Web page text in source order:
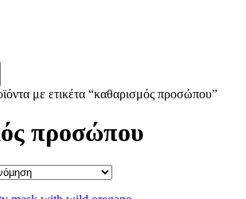
με ετικέτα “καθαρισμός προσώπου”
προσώπου